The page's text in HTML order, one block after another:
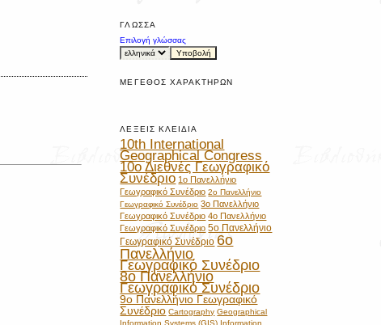
ΓΛΏΣΣΑ
Επιλογή γλώσσας
ΜΈΓΕΘΟΣ ΧΑΡΑΚΤΉΡΩΝ
ΛΈΞΕΙΣ ΚΛΕΙΔΙΆ
10th International
Geographical Congress
10ο Διεθνές Γεωγραφικό
Συνέδριο 1ο Πανελλήνιο
Γεωγραφικό Συνέδριο 2ο Πανελλήνιο
Γεωγραφικό Συνέδριο 3ο Πανελλήνιο
Γεωγραφικό Συνέδριο 4ο Πανελλήνιο
Γεωγραφικό Συνέδριο 5ο Πανελλήνιο
Γεωγραφικό Συνέδριο 6ο
Πανελλήνιο
Γεωγραφικό Συνέδριο
8ο Πανελλήνιο
Γεωγραφικό Συνέδριο
9ο Πανελλήνιο Γεωγραφικό
Συνέδριο Cartography Geographical
Information Systems (GIS) Information